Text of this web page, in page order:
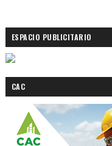
ESPACIO PUBLICITARIO
CAC